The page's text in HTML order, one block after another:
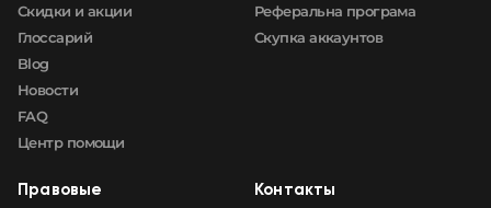
Скидки и акции
Глоссарий
Blog
Новости
FAQ
Центр помощи
Реферальна програма
Скупка аккаунтов
Правовые Контакты